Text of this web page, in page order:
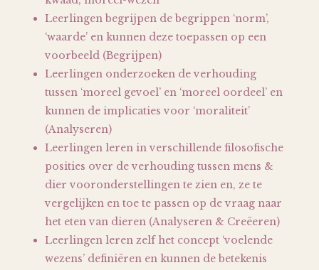
Leerlingen begrijpen de begrippen ‘norm’,
‘waarde’ en kunnen deze toepassen op een
voorbeeld (Begrijpen)
Leerlingen onderzoeken de verhouding
tussen ‘moreel gevoel’ en ‘moreel oordeel’ en
kunnen de implicaties voor ‘moraliteit’
(Analyseren)
Leerlingen leren in verschillende filosofische
posities over de verhouding tussen mens &
dier vooronderstellingen te zien en, ze te
vergelijken en toe te passen op de vraag naar
het eten van dieren (Analyseren & Creëeren)
Leerlingen leren zelf het concept ‘voelende
wezens’ definiëren en kunnen de betekenis